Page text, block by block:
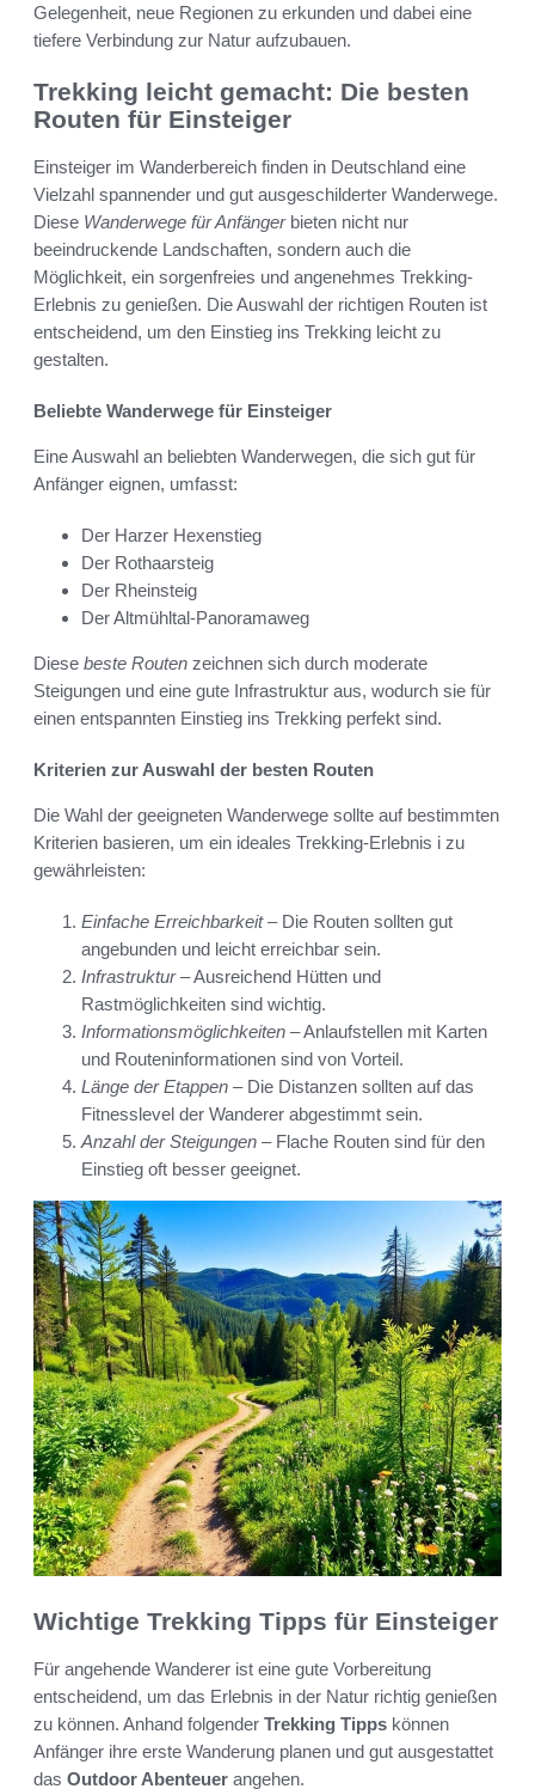
Gelegenheit, neue Regionen zu erkunden und dabei eine
tiefere Verbindung zur Natur aufzubauen.
Trekking leicht gemacht: Die besten
Routen für Einsteiger
Einsteiger im Wanderbereich finden in Deutschland eine
Vielzahl spannender und gut ausgeschilderter Wanderwege.
Diese Wanderwege für Anfängerbieten nicht nur
beeindruckende Landschaften, sondern auch die
Möglichkeit, ein sorgenfreies und angenehmes Trekking-
Erlebnis zu genießen. Die Auswahl der richtigen Routen ist
entscheidend, um den Einstieg ins Trekking leicht zu
gestalten.
Beliebte Wanderwege für Einsteiger
Eine Auswahl an beliebten Wanderwegen, die sich gut für
Anfänger eignen, umfasst:
Der Harzer Hexenstieg
Der Rothaarsteig
Der Rheinsteig
Der Altmühltal-Panoramaweg
Diese beste Routen zeichnen sich durch moderate
Steigungen und eine gute Infrastruktur aus, wodurch sie für
einen entspannten Einstieg ins Trekking perfekt sind.
Kriterien zur Auswahl der besten Routen
Die Wahl der geeigneten Wanderwege sollte auf bestimmten
Kriterien basieren, um ein ideales Trekking-Erlebnis i zu
gewährleisten:
Einfache Erreichbarkeit– Die Routen sollten gut
angebunden und leicht erreichbar sein.
Infrastruktur– Ausreichend Hütten und
Rastmöglichkeiten sind wichtig.
Informationsmöglichkeiten – Anlaufstellen mit Karten
und Routeninformationen sind von Vorteil.
Länge der Etappen – Die Distanzen sollten auf das
Fitnesslevel der Wanderer abgestimmt sein.
Anzahl der Steigungen – Flache Routen sind für den
Einstieg oft besser geeignet.
Wichtige Trekking Tipps für Einsteiger
Für angehende Wanderer ist eine gute Vorbereitung
entscheidend, um das Erlebnis in der Natur richtig genießen
zu können. Anhand folgender Trekking Tipps können
Anfänger ihre erste Wanderung planen und gut ausgestattet
das Outdoor Abenteuer angehen.